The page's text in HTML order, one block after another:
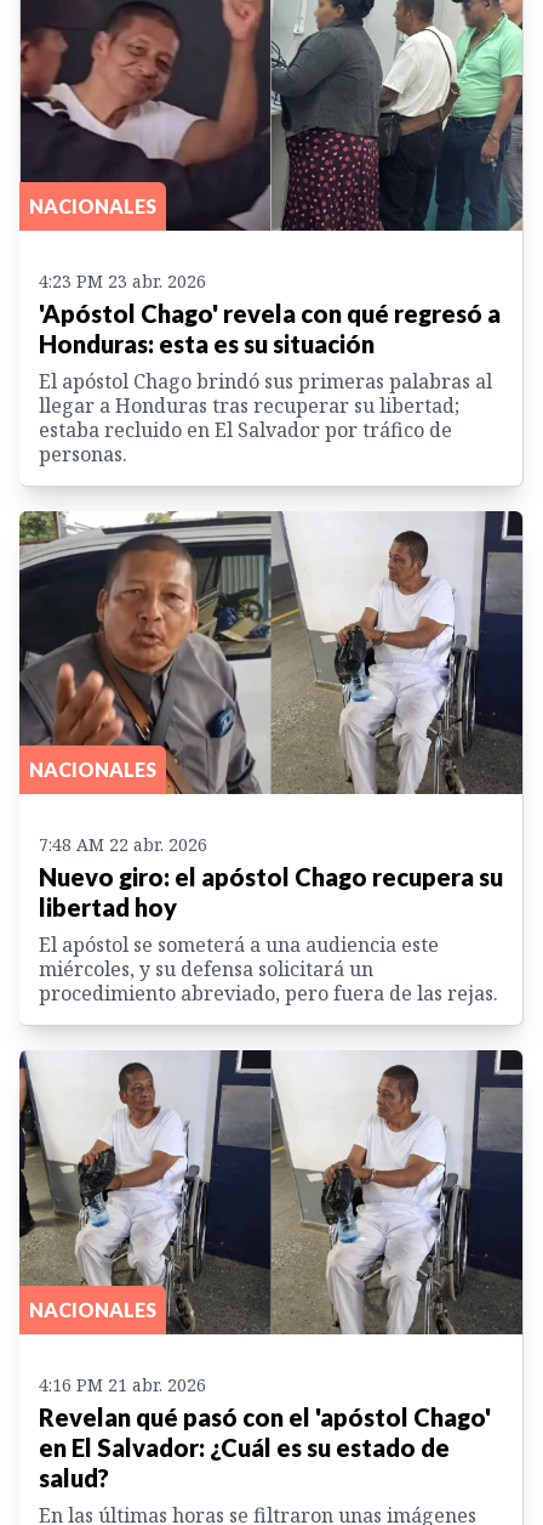
NACIONALES
4:23 PM 23 abr. 2026
'Apóstol Chago' revela con qué regresó a
Honduras: esta es su situación
El apóstol Chago brindó sus primeras palabras al
llegar a Honduras tras recuperar su libertad;
estaba recluido en El Salvador por tráfico de
personas.
NACIONALES
7:48 AM 22 abr. 2026
Nuevo giro: el apóstol Chago recupera su
libertad hoy
El apóstol se someterá a una audiencia este
miércoles, y su defensa solicitará un
procedimiento abreviado, pero fuera de las rejas.
NACIONALES
4:16 PM 21 abr. 2026
Revelan qué pasó con el 'apóstol Chago'
en El Salvador: ¿Cuál es su estado de
salud?
En las últimas horas se filtraron unas imágenes